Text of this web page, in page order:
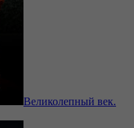
Великолепный век.